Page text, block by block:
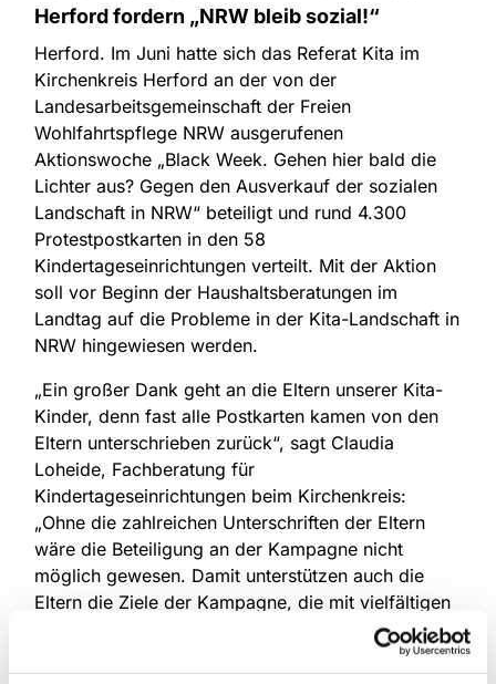
Herford fordern „NRW bleib sozial!“
Herford. Im Juni hatte sich das Referat Kita im
Kirchenkreis Herford an der von der
Landesarbeitsgemeinschaft der Freien
Wohlfahrtspflege NRW ausgerufenen
Aktionswoche „Black Week. Gehen hier bald die
Lichter aus? Gegen den Ausverkauf der sozialen
Landschaft in NRW“ beteiligt und rund 4.300
Protestpostkarten in den 58
Kindertageseinrichtungen verteilt. Mit der Aktion
soll vor Beginn der Haushaltsberatungen im
Landtag auf die Probleme in der Kita-Landschaft in
NRW hingewiesen werden.
„Ein großer Dank geht an die Eltern unserer Kita-
Kinder, denn fast alle Postkarten kamen von den
Eltern unterschrieben zurück“, sagt Claudia
Loheide, Fachberatung für
Kindertageseinrichtungen beim Kirchenkreis:
„Ohne die zahlreichen Unterschriften der Eltern
wäre die Beteiligung an der Kampagne nicht
möglich gewesen. Damit unterstützen auch die
Eltern die Ziele der Kampagne, die mit vielfältigen
Aktionen auf Probleme wie Unterfinanzierung,
Fachkräftemangel und überbordende Bürokratie in